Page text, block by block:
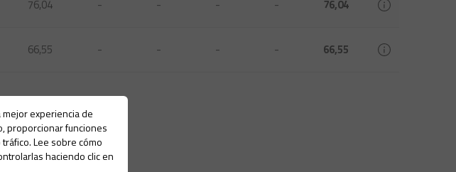
76,04 - - - - 76,04
66,55 - - - - 66,55
experiencia de
proporcionar funciones
Lee sobre cómo
haciendo clic en